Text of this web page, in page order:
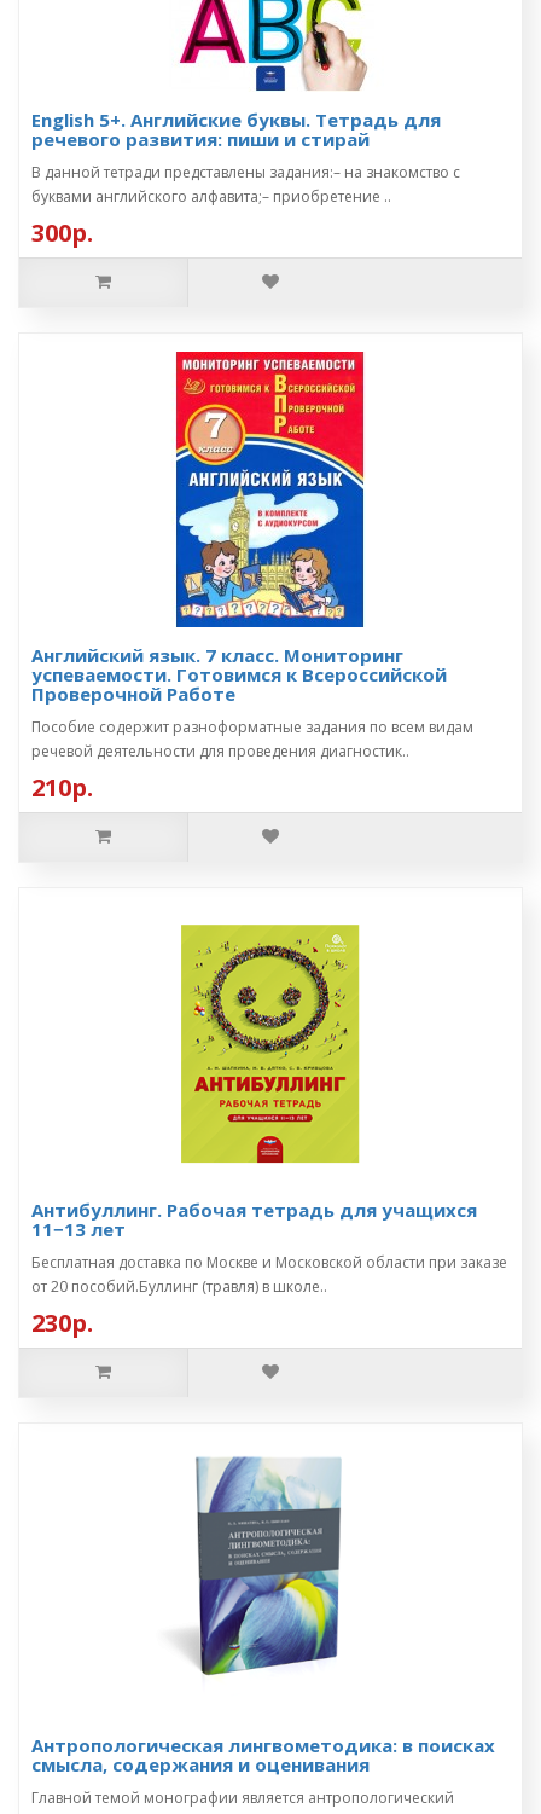
English 5+. Английские буквы. Тетрадь для
речевого развития: пиши и стирай
В данной тетради представлены задания:– на знакомство с
буквами английского алфавита;– приобретение ..
300р.
Английский язык. 7 класс. Мониторинг
успеваемости. Готовимся к Всероссийской
Проверочной Работе
Пособие содержит разноформатные задания по всем видам
речевой деятельности для проведения диагностик..
210р.
Антибуллинг. Рабочая тетрадь для учащихся
11−13 лет
Бесплатная доставка по Москве и Московской области при заказе
от 20 пособий.Буллинг (травля) в школе..
230р.
Антропологическая лингвометодика: в поисках
смысла, содержания и оценивания
Главной темой монографии является антропологический